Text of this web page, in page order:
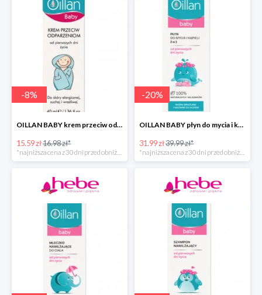
-8%
OILLAN BABY krem przeciw odparzeniom, 40 ml
15.59 zł16.98 zł*
*najniższa cena z 30 dni przed obniżką
-20%
OILLAN BABY płyn do mycia i kąpieli dla dzieci od pierwszych dni życia, 400 ml
31.99 zł39.99 zł*
*najniższa cena z 30 dni przed obniżką